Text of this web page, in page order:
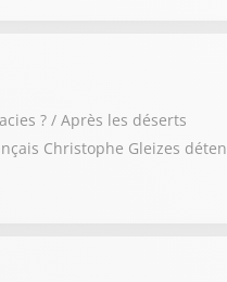
? / Après les déserts
Christophe Gleizes